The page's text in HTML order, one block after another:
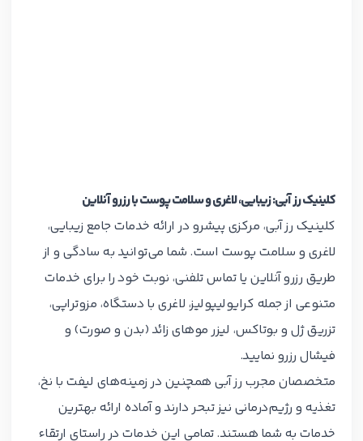
کلینیک رز آبی: زیبایی، لاغری و سلامت پوست با رزرو آنلاین
کلینیک رز آبی، مرکزی پیشرو در ارائه خدمات جامع زیبایی،
لاغری و سلامت پوست است. شما می‌توانید به سادگی و از
طریق رزرو آنلاین یا تماس تلفنی، نوبت خود را برای خدمات
متنوعی از جمله کرایولیپولیز، لاغری با دستگاه، مزوتراپی،
تزریق ژل و بوتاکس، لیزر موهای زائد (بدن و صورت) و
فیشال رزرو نمایید.
متخصصان مجرب رز آبی همچنین در زمینه‌های لیفت با نخ،
تغذیه و رژیم‌درمانی نیز تبحر دارند و آماده ارائه بهترین
خدمات به شما هستند. تمامی این خدمات در راستای ارتقاء